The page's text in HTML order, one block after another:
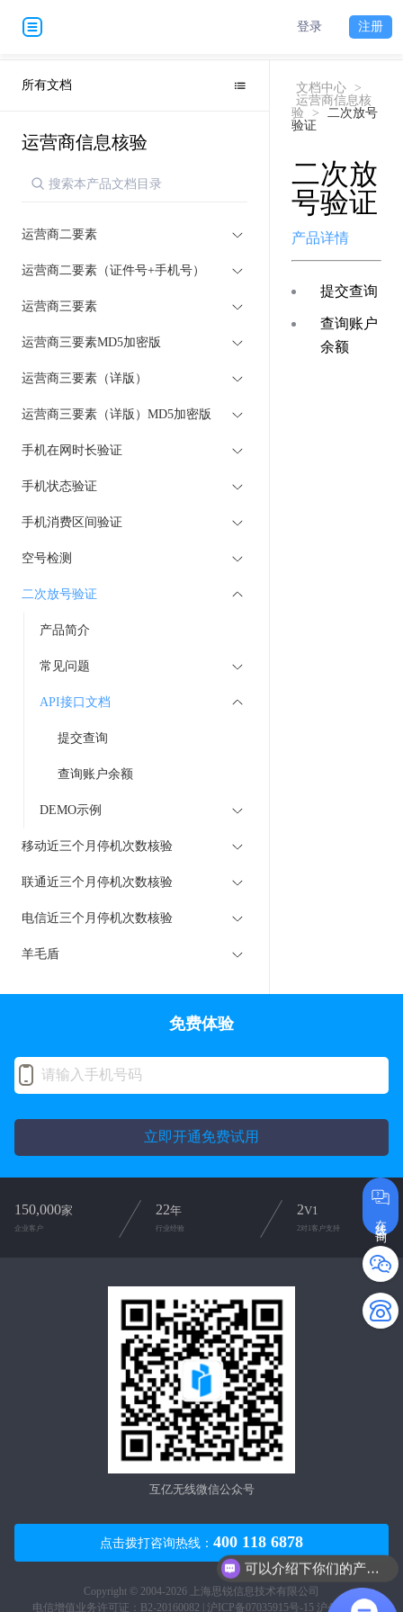
登录 注册
所有文档
运营商信息核验
运营商二要素
运营商二要素（证件号+手机号）
运营商三要素
运营商三要素MD5加密版
运营商三要素（详版）
运营商三要素（详版）MD5加密版
手机在网时长验证
手机状态验证
手机消费区间验证
空号检测
二次放号验证
产品简介
常见问题
API接口文档
提交查询
查询账户余额
DEMO示例
移动近三个月停机次数核验
联通近三个月停机次数核验
电信近三个月停机次数核验
羊毛盾
文档中心
>
运营商信息核
验
>
二次放号
验证
二次放
号验证
产品详情
提交查询
查询账户
余额
在线咨询
免费体验
立即开通免费试用
150,000家
企业客户
22年
行业经验
2V1
2对1客户支持
互亿无线微信公众号
点击拨打咨询热线： 400 118 6878
Copyright © 2004-2026 上海思锐信息技术有限公司
电信增值业务许可证：B2-20160082 | 沪ICP备07035915号-15 沪公网安备
可以介绍下你们的产品么？